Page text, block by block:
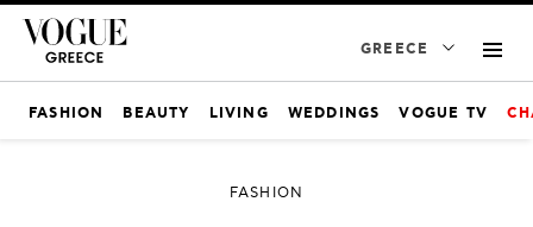
GREECE
FASHION BEAUTY LIVING WEDDINGS VOGUE TV
FASHION